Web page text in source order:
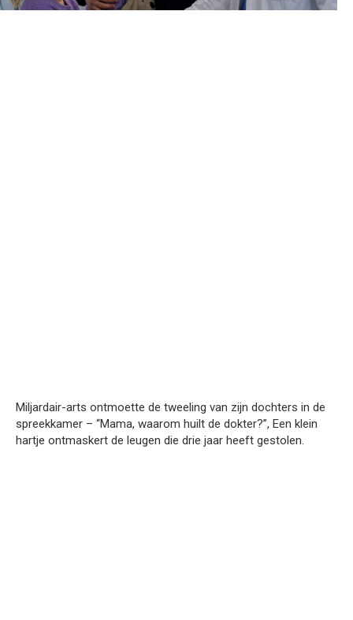
Miljardair-arts ontmoette de tweeling van zijn dochters in de
spreekkamer – “Mama, waarom huilt de dokter?”, Een klein
hartje ontmaskert de leugen die drie jaar heeft gestolen.